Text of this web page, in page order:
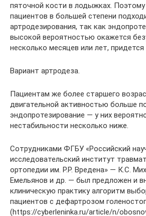
пяточной кости в лодыжках. Поэтому
пациентов в большей степени
артродезирования, так как
высокой вероятностью окажется
несколько месяцев или лет,
Вариант артродеза.
Пациентам же более старшего
двигательной активностью больше
эндопротезирование — у них
нестабильности несколько ниже.
Сотрудниками ФГБУ «Российский
исследовательский институт
ортопедии им. Р.Р. Вредена» — К.С.
Емельянов и др. — был предложен и
клиническую практику алгоритм
пациентов с дефартрозом
(https://cyberleninka.ru/article/n/